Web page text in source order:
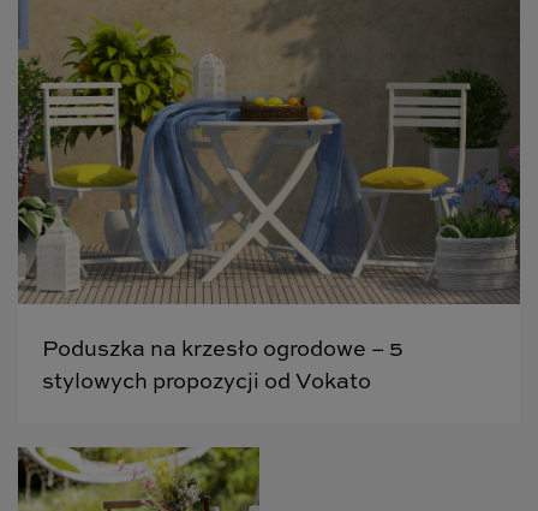
Poduszka na krzesło ogrodowe – 5
stylowych propozycji od Vokato